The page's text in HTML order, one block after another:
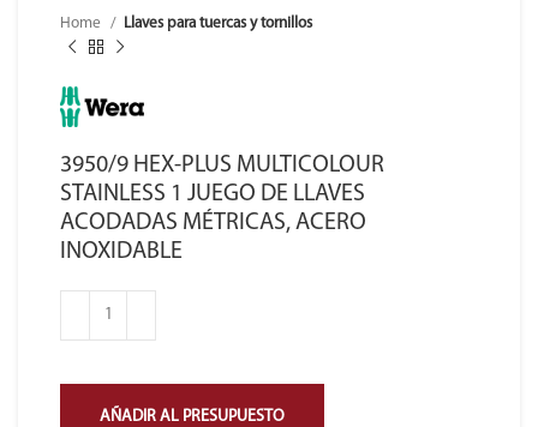
Home Llaves para tuercas y tornillos
3950/9 HEX-PLUS MULTICOLOUR
STAINLESS 1 JUEGO DE LLAVES
ACODADAS MÉTRICAS, ACERO
INOXIDABLE
AÑADIR AL PRESUPUESTO